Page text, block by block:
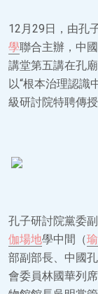
12月29日，由孔
學聯合主辦，中
講堂第五講在孔
以“根本治理認識
級研討院特聘傳
孔子研討院黨委
伽場地學中間（
部副部長、中國
會委員林國華列